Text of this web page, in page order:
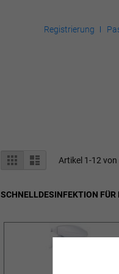
Registrierung
Anzeigen
als
Liste Liste Artikel 1-12 von
SCHNELLDESINFEKTION FÜR